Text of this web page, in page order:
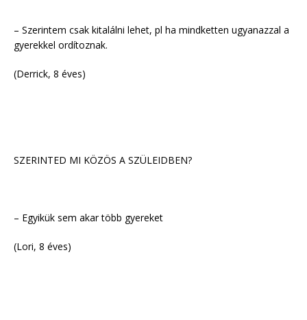
– Szerintem csak kitalálni lehet, pl ha mindketten ugyanazzal a
gyerekkel ordítoznak.
(Derrick, 8 éves)
SZERINTED MI KÖZÖS A SZÜLEIDBEN?
– Egyikük sem akar több gyereket
(Lori, 8 éves)